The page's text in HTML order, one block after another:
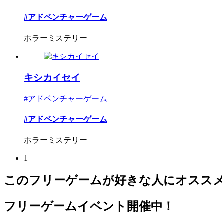
#アドベンチャーゲーム
ホラーミステリー
キシカイセイ
#アドベンチャーゲーム
#アドベンチャーゲーム
ホラーミステリー
1
このフリーゲームが好きな人にオスス
フリーゲームイベント開催中！